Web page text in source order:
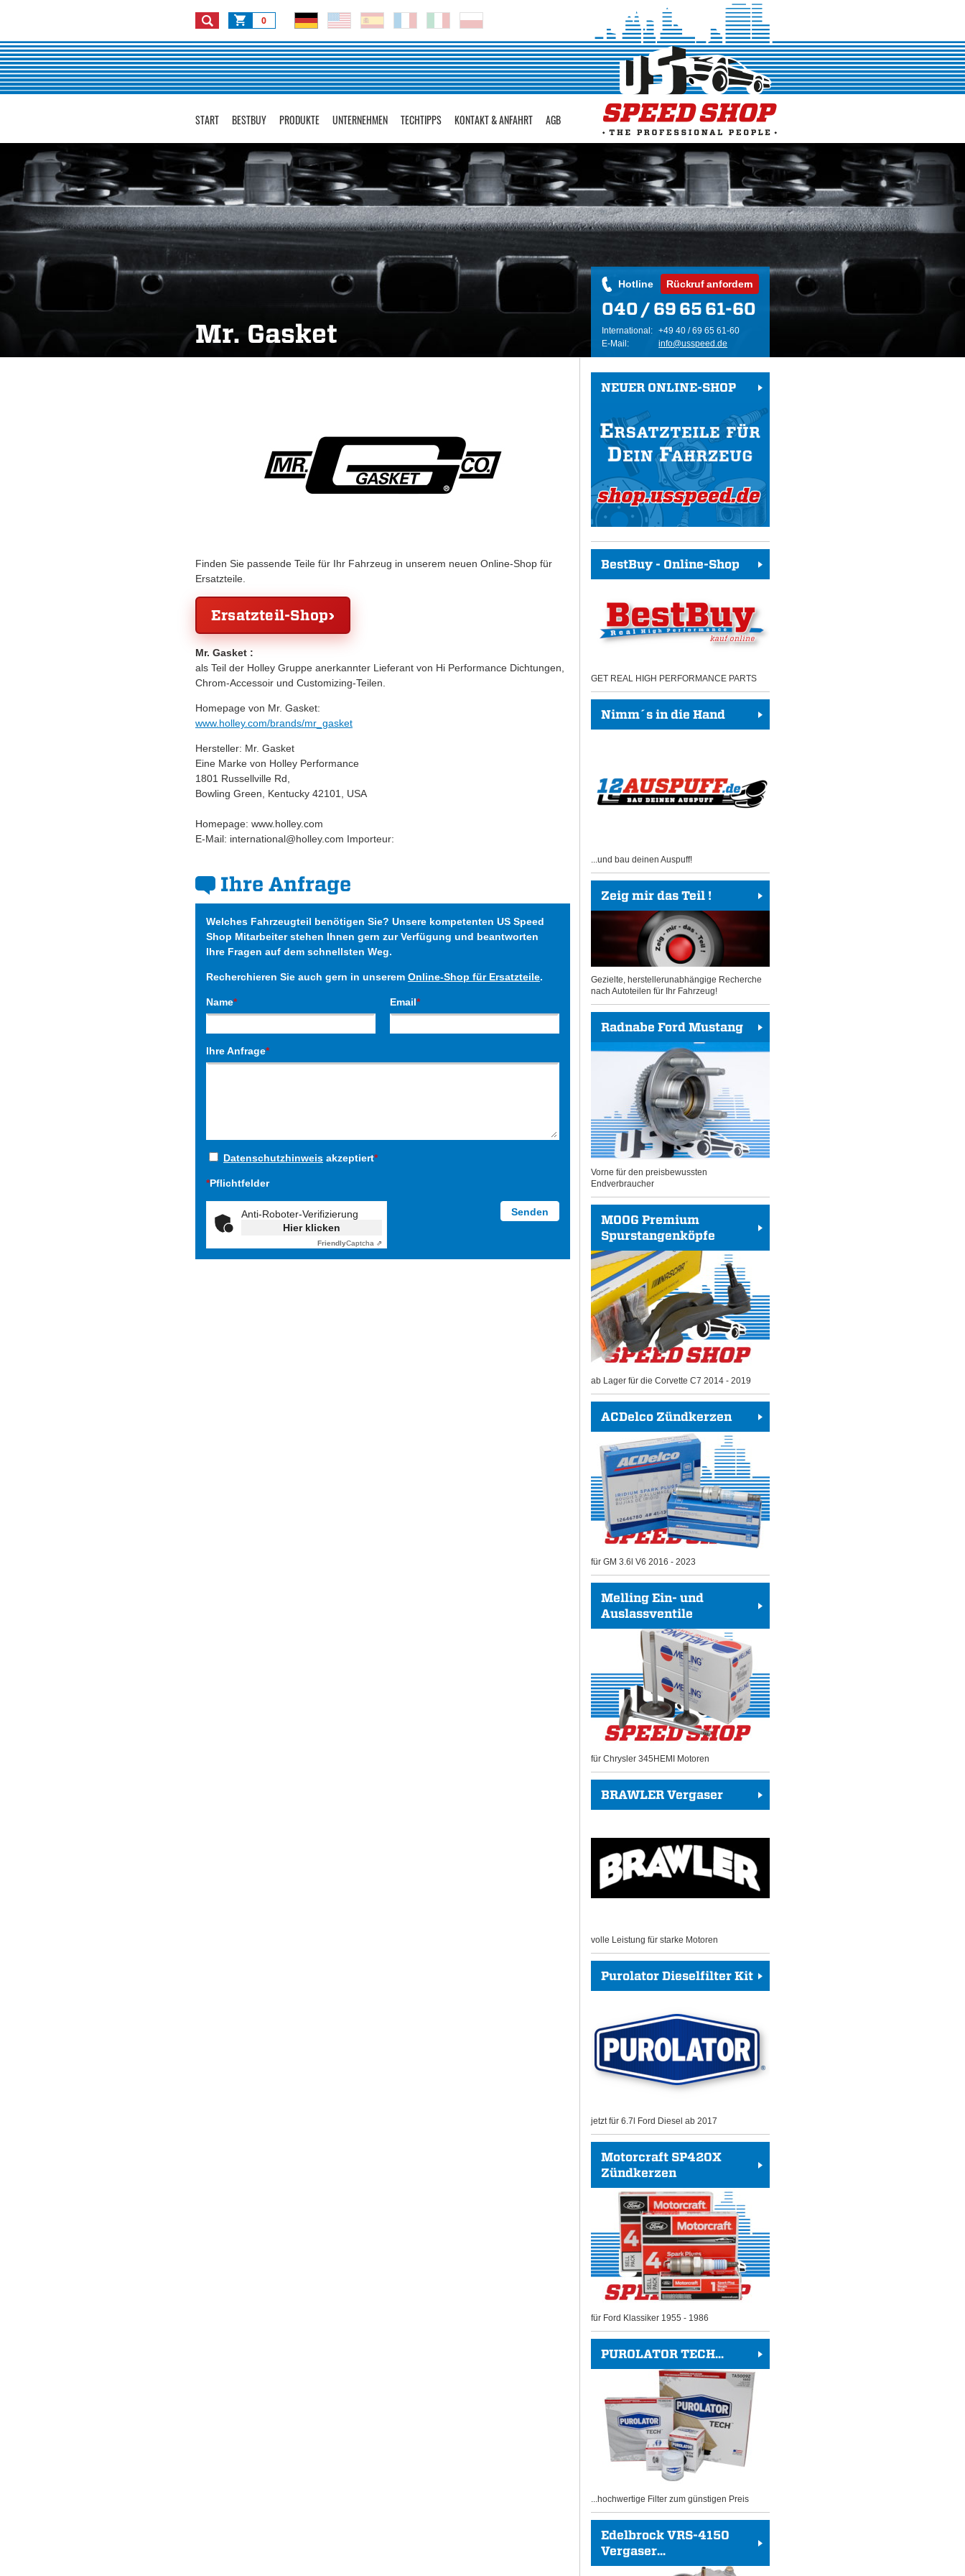
0
START BESTBUY PRODUKTE UNTERNEHMEN TECHTIPPS KONTAKT & ANFAHRT AGB
Mr. Gasket
Hotline Rückruf anfordern
040 / 69 65 61-60
International: +49 40 / 69 65 61-60
E-Mail:
info@usspeed.de
Finden Sie passende Teile für Ihr Fahrzeug in unserem neuen Online-Shop für
Ersatzteile.
Ersatzteil-Shop
Mr. Gasket :
als Teil der Holley Gruppe anerkannter Lieferant von Hi Performance Dichtungen,
Chrom-Accessoir und Customizing-Teilen.
Homepage von Mr. Gasket:
www.holley.com/brands/mr_gasket
Hersteller: Mr. Gasket
Eine Marke von Holley Performance
1801 Russellville Rd,
Bowling Green, Kentucky 42101, USA
Homepage: www.holley.com
E-Mail: international@holley.com Importeur:
Ihre Anfrage
Welches Fahrzeugteil benötigen Sie? Unsere kompetenten US Speed
Shop Mitarbeiter stehen Ihnen gern zur Verfügung und beantworten
Ihre Fragen auf dem schnellsten Weg.
Recherchieren Sie auch gern in unserem Online-Shop für Ersatzteile.
Name* Email*
Ihre Anfrage*
Datenschutzhinweis akzeptiert*
*Pflichtfelder
Anti-Roboter-Verifizierung
Hier klicken
FriendlyCaptcha ⇗
NEUER ONLINE-SHOP
BestBuy - Online-Shop
GET REAL HIGH PERFORMANCE PARTS
Nimm´s in die Hand
...und bau deinen Auspuff!
Zeig mir das Teil !
Gezielte, herstellerunabhängige Recherche
nach Autoteilen für Ihr Fahrzeug!
Radnabe Ford Mustang
Vorne für den preisbewussten
Endverbraucher
MOOG Premium
Spurstangenköpfe
ab Lager für die Corvette C7 2014 - 2019
ACDelco Zündkerzen
für GM 3.6l V6 2016 - 2023
Melling Ein- und
Auslassventile
für Chrysler 345HEMI Motoren
BRAWLER Vergaser
volle Leistung für starke Motoren
Purolator Dieselfilter Kit
jetzt für 6.7l Ford Diesel ab 2017
Motorcraft SP420X
Zündkerzen
für Ford Klassiker 1955 - 1986
PUROLATOR TECH...
...hochwertige Filter zum günstigen Preis
Edelbrock VRS-4150
Vergaser...